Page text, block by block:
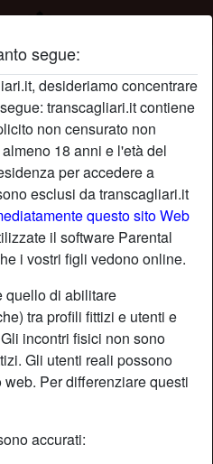
segue:
desideriamo concentrare
transcagliari.it contiene
non censurato non
18 anni e l'età del
per accedere a
esclusi da transcagliari.it
questo sito Web
il software Parental
i vostri figli vedono online.
quello di abilitare
tra profili fittizi e utenti e
incontri fisici non sono
Gli utenti reali possono
Per differenziare questi
accurati:
Cagliari
splendide Transessuali
gratuito e riceverai
e-mail. Cosa stai